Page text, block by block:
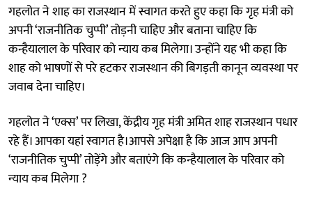
गहलोत ने शाह का राजस्थान में स्वागत करते हुए कहा कि गृह मंत्री को
अपनी ‘राजनीतिक चुप्पी’ तोड़नी चाहिए और बताना चाहिए कि
कन्हैयालाल के परिवार को न्याय कब मिलेगा। उन्होंने यह भी कहा कि
शाह को भाषणों से परे हटकर राजस्थान की बिगड़ती कानून व्यवस्था पर
जवाब देना चाहिए।
गहलोत ने ‘एक्स’ पर लिखा, केंद्रीय गृह मंत्री अमित शाह राजस्थान पधार
रहे हैं। आपका यहां स्वागत है।आपसे अपेक्षा है कि आज आप अपनी
‘राजनीतिक चुप्पी’ तोड़ेंगे और बताएंगे कि कन्हैयालाल के परिवार को
न्याय कब मिलेगा ?